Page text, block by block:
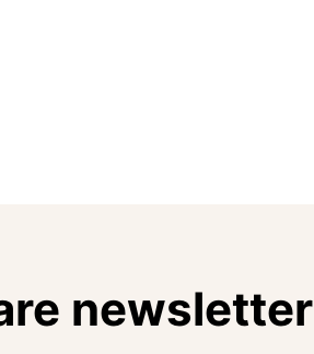
newsletter